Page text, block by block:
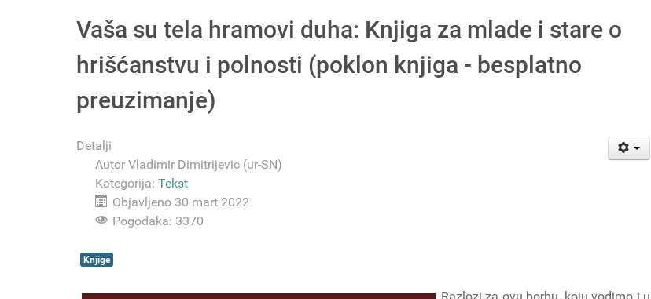
Vaša su tela hramovi duha: Knjiga za mlade i stare o
hrišćanstvu i polnosti (poklon knjiga - besplatno
preuzimanje)
Detalji
Autor Vladimir Dimitrijevic (ur-SN)
Kategorija: Tekst
Objavljeno 30 mart 2022
Pogodaka: 3370
Knjige